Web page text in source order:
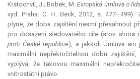
Kratochvíl, J.; Bobek, M.Evropská úmluva o
vyd. Praha: C. H. Beck, 2012, s. 477–499).
plyne, že doba zajištění nesmí přesáhnout
pro dosažení sledovaného cíle (srov. shora
proti České republice), a jakkoli Úmluva ani
maximální nepřekročitelnou dobu
vyplývá, že takovou maximální
vnitrostátní právo.